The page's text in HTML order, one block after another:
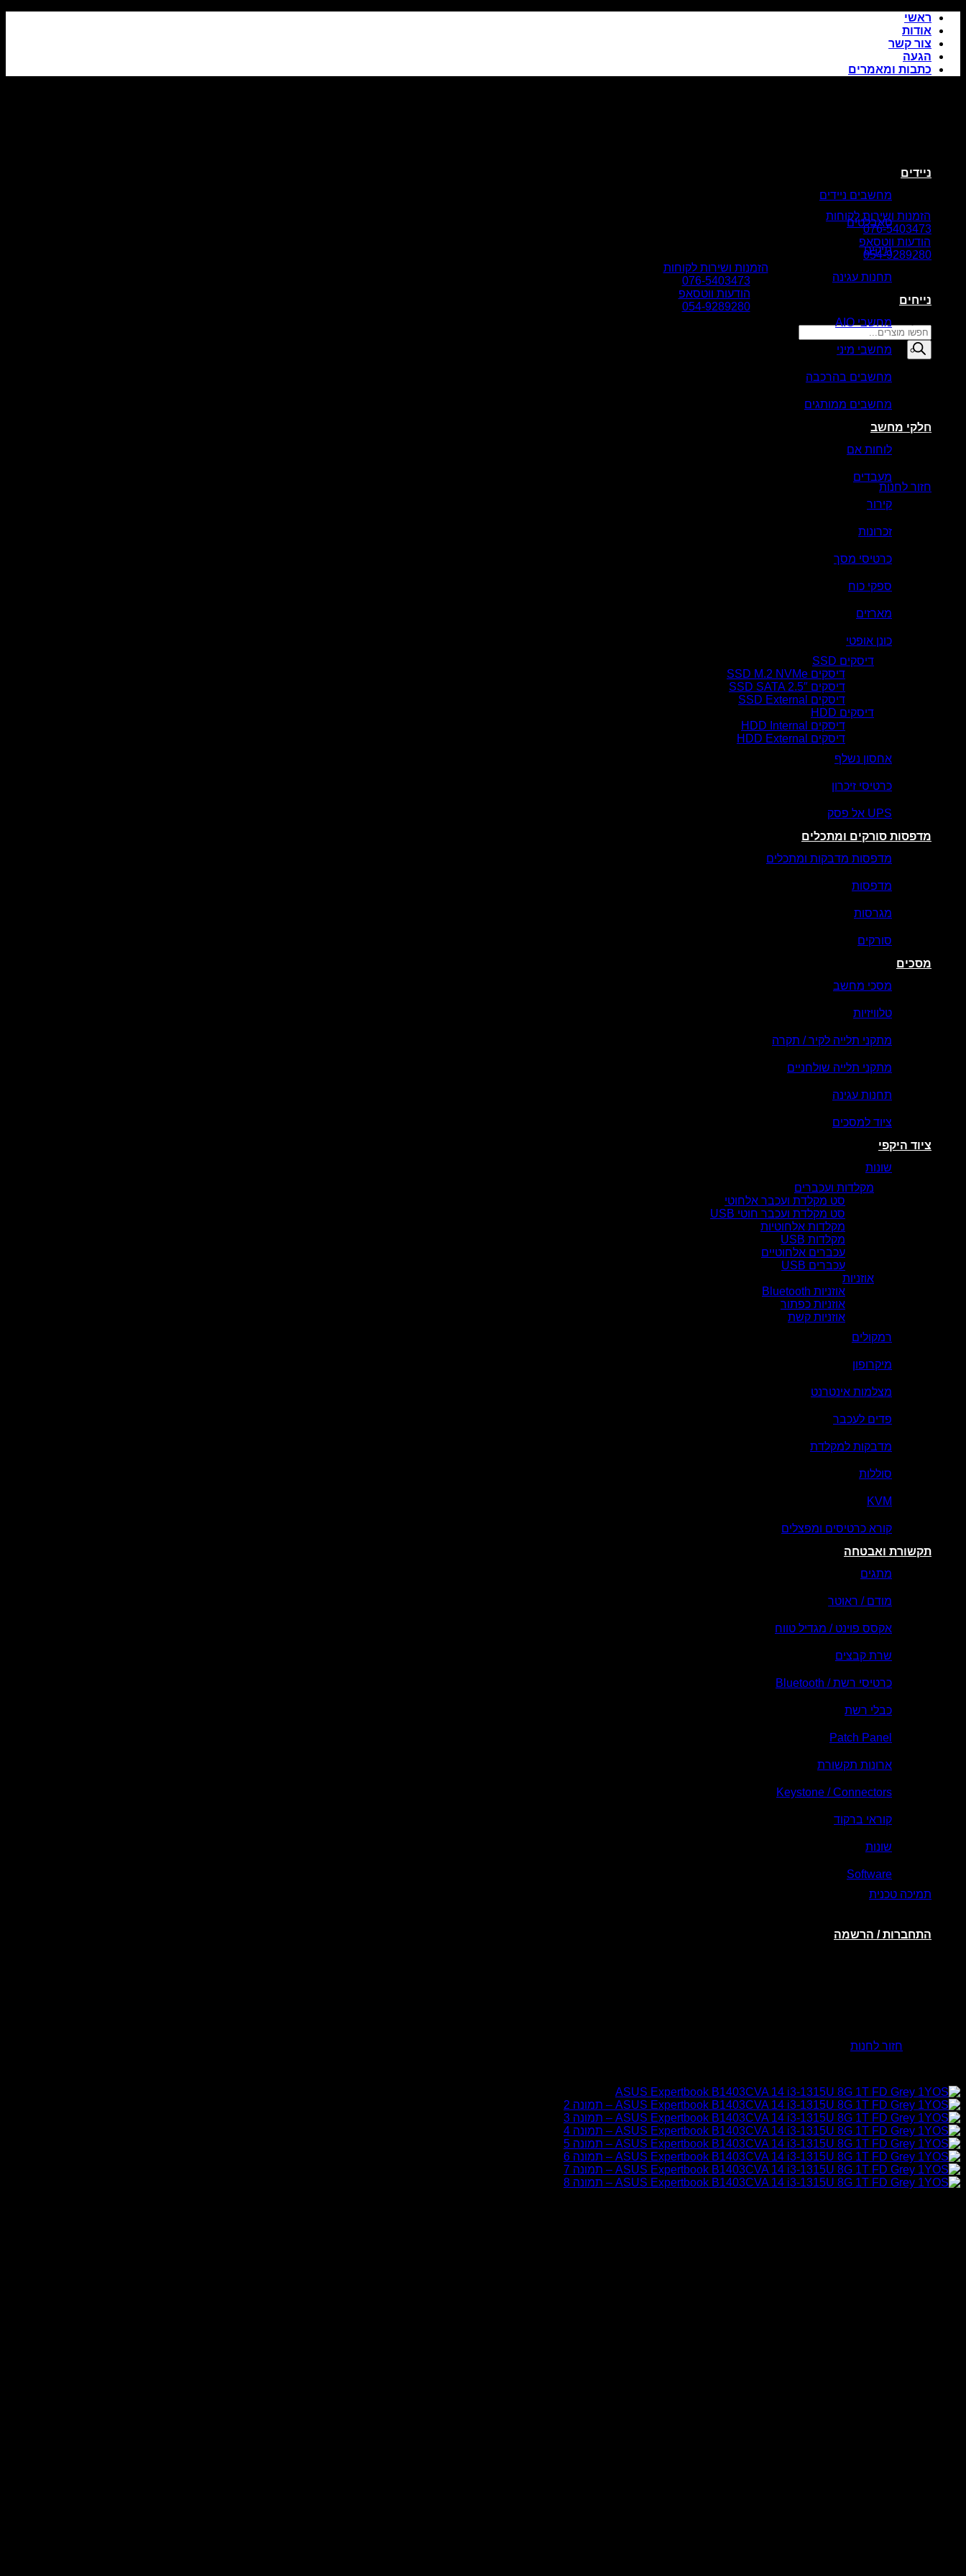
Skip
content
ראשי
אודות
צור קשר
הגעה
כתבות ומאמרים
הזמנות ושירות לקוחות
076-5403473
הודעות ווטסאפ
054-9289280
הזמנות ושירות לקוחות
076-5403473
הודעות ווטסאפ
054-9289280
Products
search
סל קניות
חזור לחנות
ניידים
מחשבים ניידים
טאבלטים
תיקים
תחנות עגינה
נייחים
מחשבי AIO
מחשבי מיני
מחשבים בהרכבה
מחשבים ממותגים
חלקי מחשב
לוחות אם
מעבדים
קירור
זכרונות
כרטיסי מסך
ספקי כוח
מארזים
כונן אופטי
דיסקים SSD
דיסקים SSD M.2 NVMe
דיסקים SSD SATA 2.5″
דיסקים SSD External
דיסקים HDD
דיסקים HDD Internal
דיסקים HDD External
אחסון נשלף
כרטיסי זיכרון
UPS אל פסק
מדפסות סורקים ומתכלים
מדפסות מדבקות ומתכלים
מדפסות
מגרסות
סורקים
מסכים
מסכי מחשב
טלוויזיות
מתקני תלייה לקיר / תקרה
מתקני תלייה שולחניים
תחנות עגינה
ציוד למסכים
ציוד היקפי
שונות
מקלדות ועכברים
סט מקלדת ועכבר אלחוטי
סט מקלדת ועכבר חוטי USB
מקלדות אלחוטיות
מקלדות USB
עכברים אלחוטיים
עכברים USB
אוזניות
אוזניות Bluetooth
אוזניות כפתור
אוזניות קשת
רמקולים
מיקרופון
מצלמות אינטרנט
פדים לעכבר
מדבקות למקלדת
סוללות
KVM
קורא כרטיסים ומפצלים
תקשורת ואבטחה
מתגים
מודם / ראוטר
אקסס פוינט / מגדיל טווח
שרת קבצים
כרטיסי רשת / Bluetooth
כבלי רשת
Patch Panel
ארונות תקשורת
Keystone / Connectors
קוראי ברקוד
שונות
Software
תמיכה טכנית
התחברות / הרשמה
חזור לחנות